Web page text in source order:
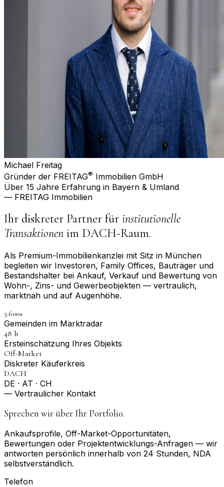
Michael Freitag
Gründer der FREITAG® Immobilien GmbH
Über 15 Jahre Erfahrung in Bayern & Umland
— FREITAG Immobilien
Ihr diskreter Partner für institutionelle
Transaktionen im DACH-Raum.
Als Premium-Immobilienkanzlei mit Sitz in München
begleiten wir Investoren, Family Offices, Bauträger und
Bestandshalter bei Ankauf, Verkauf und Bewertung von
Wohn-, Zins- und Gewerbeobjekten — vertraulich,
marktnah und auf Augenhöhe.
3.600+
Gemeinden im Marktradar
48 h
Erst­einschätzung Ihres Objekts
Off-Market
Diskreter Käuferkreis
DACH
DE · AT · CH
— Vertraulicher Kontakt
Sprechen wir über Ihr Portfolio.
Ankaufsprofile, Off-Market-Opportunitäten,
Bewertungen oder Projektentwicklungs-Anfragen — wir
antworten persönlich innerhalb von 24 Stunden, NDA
selbstverständlich.
Telefon